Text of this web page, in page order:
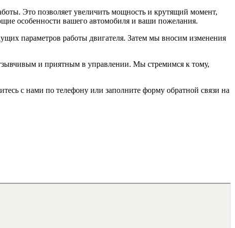
Это позволяет увеличить мощность и крутящий момент,
особенности вашего автомобиля и ваши пожелания.
параметров работы двигателя. Затем мы вносим изменения
и приятным в управлении. Мы стремимся к тому,
с нами по телефону или заполните форму обратной связи на